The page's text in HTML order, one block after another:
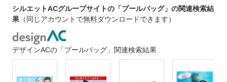
シルエットACグループサイトの「プールバッグ」の関連検索結
果 （同じアカウントで無料ダウンロードできます）
デザインACの「プールバッグ」関連検索結果